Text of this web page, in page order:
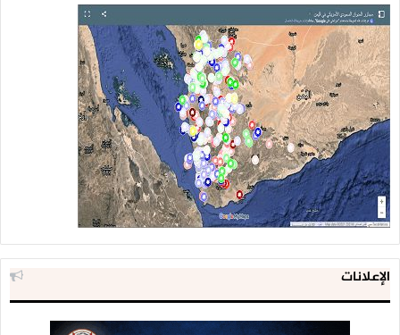
الإعلانات